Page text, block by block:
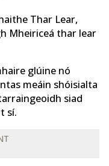
Thar Lear,
Mheiriceá thar lear
glúine nó
meáin shóisialta
siad
sí.